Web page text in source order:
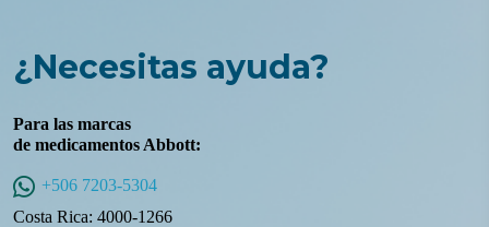
¿Necesitas ayuda?
Para las marcas
de medicamentos Abbott:
+506 7203-5304
Costa Rica: 4000-1266